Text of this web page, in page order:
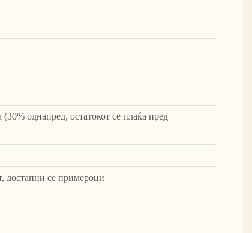
однапред, остатокот се плаќа пред
достапни се примероци